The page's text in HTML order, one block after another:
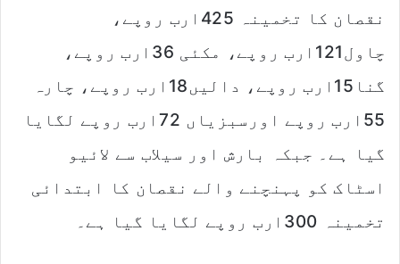
نقصان کا تخمینہ 425ارب روپے،
چاول121ارب روپے، مکئی 36ارب روپے،
گنا15ارب روپے، دالیں18ارب روپے، چارہ
55ارب روپے اورسبزیاں 72ارب روپے لگایا
گیا ہے۔ جبکہ بارش اور سیلاب سے لائیو
اسٹاک کو پہنچنے والے نقصان کا ابتدائی
تخمینہ 300ارب روپے لگایا گیا ہے۔